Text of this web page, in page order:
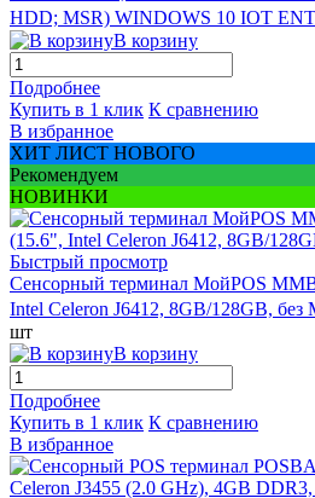
HDD; MSR) WINDOWS 10 IOT
В корзину
Подробнее
Купить в 1 клик К сравнению
В избранное
ХИТ ЛИСТ НОВОГО
Рекомендуем
НОВИНКИ
Быстрый просмотр
Сенсорный терминал МойPOS
Intel Celeron J6412, 8GB/128GB, без
шт
В корзину
Подробнее
Купить в 1 клик К сравнению
В избранное